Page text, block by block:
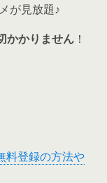
が見放題♪
かかりません ！
料登録の方法や